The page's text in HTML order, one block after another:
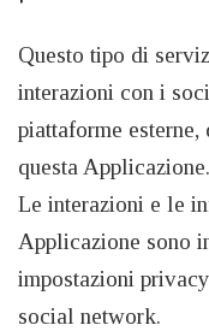
Questo tipo di
interazioni con i
piattaforme
questa Applicazione.
Le interazioni e le
Applicazione sono
impostazioni
social network.